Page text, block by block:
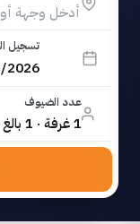
تسجيل
2026
عدد الضيوف
1 غرفة · 1 بالغ · 0 طفل